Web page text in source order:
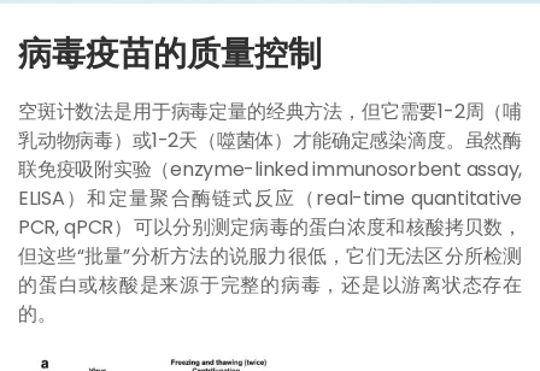
病毒疫苗的质量控制
空斑计数法是用于病毒定量的经典方法，但它需要1-2周（哺
乳动物病毒）或1-2天（噬菌体）才能确定感染滴度。虽然酶
联免疫吸附实验（enzyme-linked immunosorbent assay,
ELISA）和定量聚合酶链式反应（real-time quantitative
PCR, qPCR）可以分别测定病毒的蛋白浓度和核酸拷贝数，
但这些“批量”分析方法的说服力很低，它们无法区分所检测
的蛋白或核酸是来源于完整的病毒，还是以游离状态存在
的。